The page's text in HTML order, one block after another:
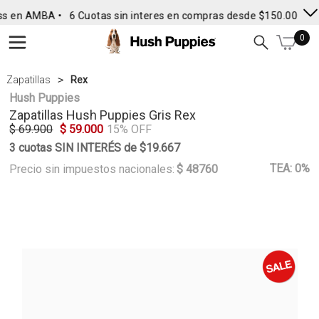
en AMBA • 6 Cuotas sin interes en compras desde $150.000 •
0
Zapatillas Rex
Hush Puppies
Zapatillas Hush Puppies Gris Rex
$ 69.900 $ 59.000 15% OFF
3 cuotas SIN INTERÉS de $19.667
Precio sin impuestos nacionales: $ 48760 TEA: 0%